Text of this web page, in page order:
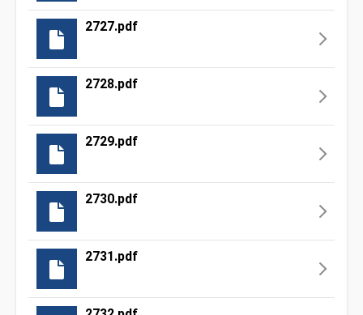
2727.pdf
2728.pdf
2729.pdf
2730.pdf
2731.pdf